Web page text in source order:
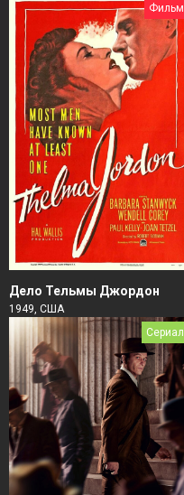
Фильм
Дело Тельмы Джордон
1949, США
Сериал